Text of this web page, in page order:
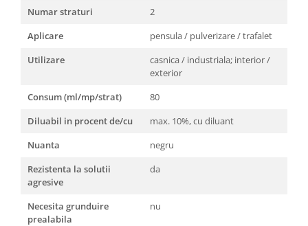
Numar straturi
2
Aplicare
pensula / pulverizare / trafalet
Utilizare
casnica / industriala; interior /
exterior
Consum (ml/mp/strat)
80
Diluabil in procent de/cu
max. 10%, cu diluant
Nuanta
negru
Rezistenta la solutii
agresive
da
Necesita grunduire
prealabila
nu